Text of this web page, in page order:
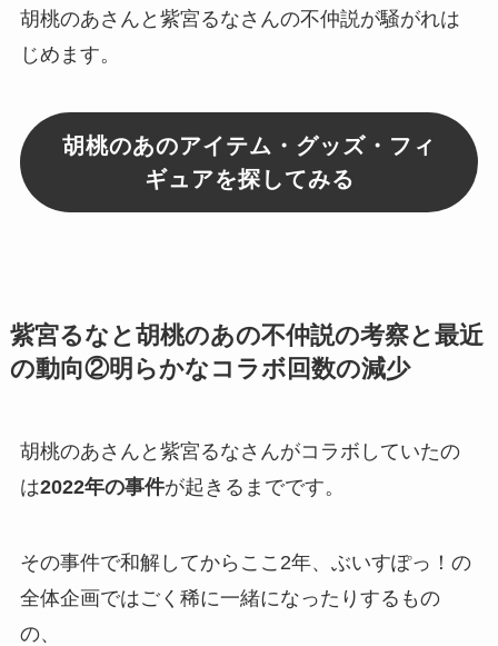
胡桃のあさんと紫宮るなさんの不仲説が騒がれは
じめます。
胡桃のあのアイテム・グッズ・フィ
ギュアを探してみる
紫宮るなと胡桃のあの不仲説の考察と最近
の動向②明らかなコラボ回数の減少
胡桃のあさんと紫宮るなさんがコラボしていたの
は2022年の事件が起きるまでです。
その事件で和解してからここ2年、ぶいすぽっ！の
全体企画ではごく稀に一緒になったりするもの
の、